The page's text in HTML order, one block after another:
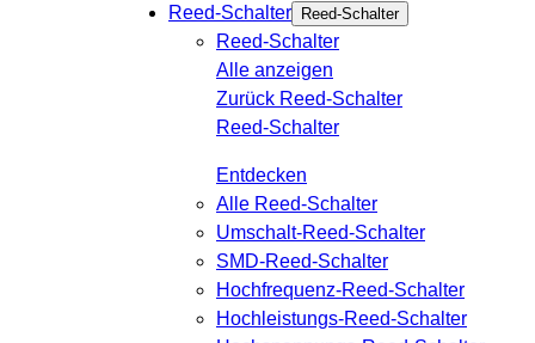
Reed-Schalter
Reed-Schalter
Reed-Schalter
Alle anzeigen
Zurück Reed-Schalter
Reed-Schalter
Entdecken
Alle Reed-Schalter
Umschalt-Reed-Schalter
SMD-Reed-Schalter
Hochfrequenz-Reed-Schalter
Hochleistungs-Reed-Schalter